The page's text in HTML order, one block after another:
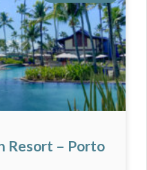
Resort – Porto